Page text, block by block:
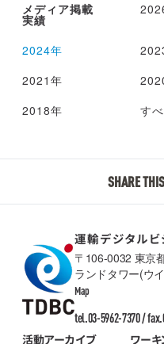
メディア掲載
実績
2024年
2021年
2018年
す
SHARE
TDBC
運輸デジタル
〒106-0032 東京
ランドタワー(ウ
Map
tel.03-5962-7370 /
活動アーカイブ ワー